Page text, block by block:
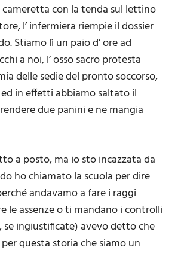
con la tenda sul lettino
l’ infermiera riempie il dossier
Stiamo lì un paio d’ ore ad
a noi, l’ osso sacro protesta
delle sedie del pronto soccorso,
in effetti abbiamo saltato il
due panini e ne mangia
a posto, ma io sto incazzata da
ho chiamato la scuola per dire
andavamo a fare i raggi
le assenze o ti mandano i controlli
se ingiustificate) avevo detto che
questa storia che siamo un